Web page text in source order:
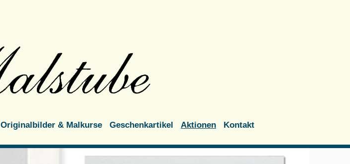
Originalbilder & Malkurse Geschenkartikel Aktionen Kontakt